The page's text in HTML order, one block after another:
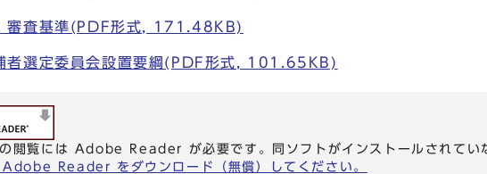
審査基準(PDF形式, 171.48KB)
者選定委員会設置要綱(PDF形式, 101.65KB)
閲覧には Adobe Reader が必要です。同ソフトがインストールされてい
Adobe Reader をダウンロード（無償）してください。